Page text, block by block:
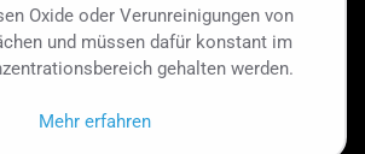
Oxide oder Verunreinigungen von
und müssen dafür konstant im
gehalten werden.
Mehr erfahren